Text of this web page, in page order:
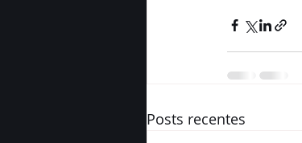
Posts recentes